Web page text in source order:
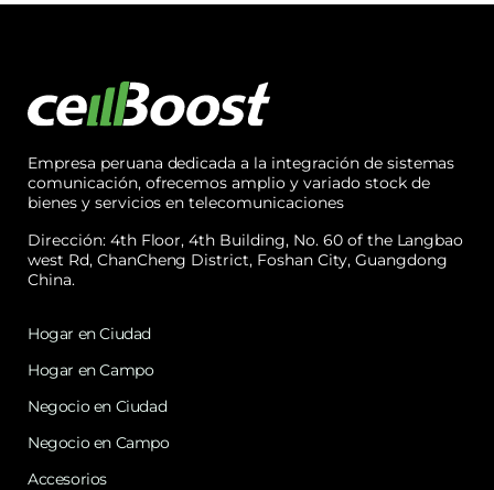
Empresa peruana dedicada a la integración de sistemas
comunicación, ofrecemos amplio y variado stock de
bienes y servicios en telecomunicaciones
Dirección: 4th Floor, 4th Building, No. 60 of the Langbao
west Rd, ChanCheng District, Foshan City, Guangdong
China.
Hogar en Ciudad
Hogar en Campo
Negocio en Ciudad
Negocio en Campo
Accesorios